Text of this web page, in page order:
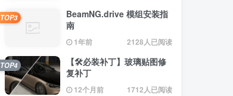
BeamNG.drive 模组安装指
南
1年前 2128人已阅读
TOP3
【🛠️必装补丁】玻璃贴图修
复补丁
12个月前 1712人已阅读
TOP4